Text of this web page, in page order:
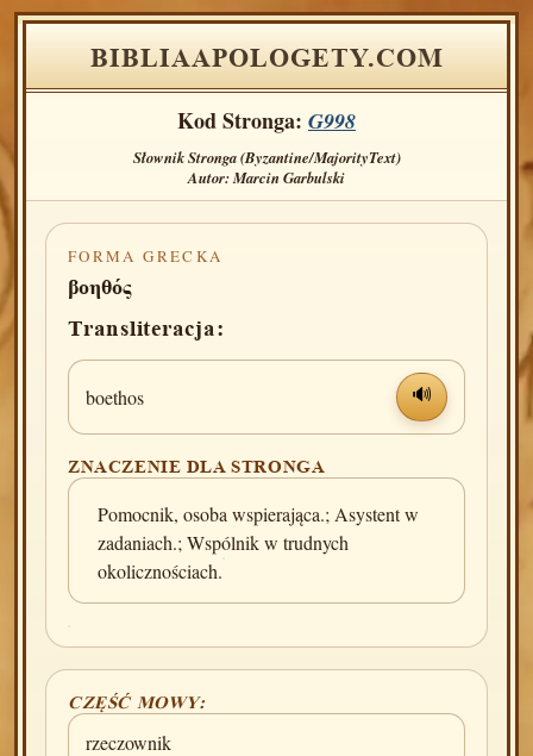
BIBLIAAPOLOGETY.COM
Kod Stronga: G998
Słownik Stronga (Byzantine/MajorityText)
Autor: Marcin Garbulski
FORMA GRECKA
βοηθός
Transliteracja:
boethos 🔊
ZNACZENIE DLA STRONGA
Pomocnik, osoba wspierająca.; Asystent w
zadaniach.; Wspólnik w trudnych
okolicznościach.
CZĘŚĆ MOWY:
rzeczownik